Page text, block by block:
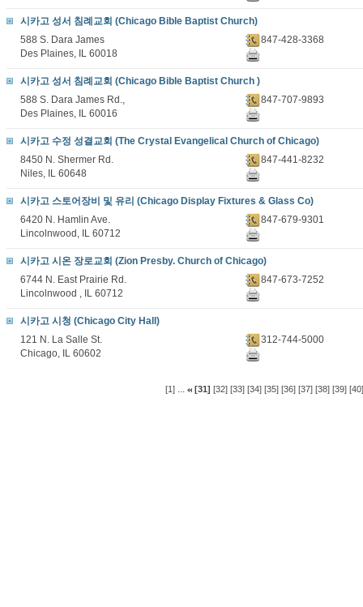
시카고 성서 침례교회 (Chicago Bible Baptist Church)
588 S. Dara James
Des Plaines, IL 60018
847-428-3368
시카고 성서 침례교회 (Chicago Bible Baptist Church )
588 S. Dara James Rd.,
Des Plaines, IL 60016
847-707-9893
시카고 수정 성결교회 (The Crystal Evangelical Church of Chicago)
8450 N. Shermer Rd.
Niles, IL 60648
847-441-8232
시카고 스토어장비 및 유리 (Chicago Display Fixtures & Glass Co)
6420 N. Hamlin Ave.
Lincolnwood, IL 60712
847-679-9301
시카고 시온 장로교회 (Zion Presby. Church of Chicago)
6744 N. East Prairie Rd.
Lincolnwood , IL 60712
847-673-7252
시카고 시청 (Chicago City Hall)
121 N. La Salle St.
Chicago, IL 60602
312-744-5000
[1]... [31] [32] [33] [34] [35] [36] [37] [38] [39] [40]